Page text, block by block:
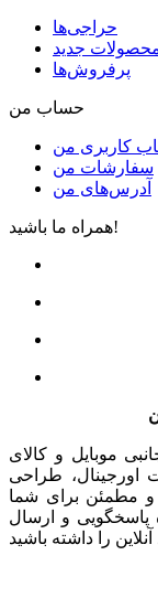
حراجی‌ها
جدید
پرفروش‌ها
حساب من
کاربری من
سفارشات من
آدرس‌های من
همراه ما باشید!
موبایل و کالای
اورجینال، طراحی
مطمئن برای شما
پاسخگویی و ارسال